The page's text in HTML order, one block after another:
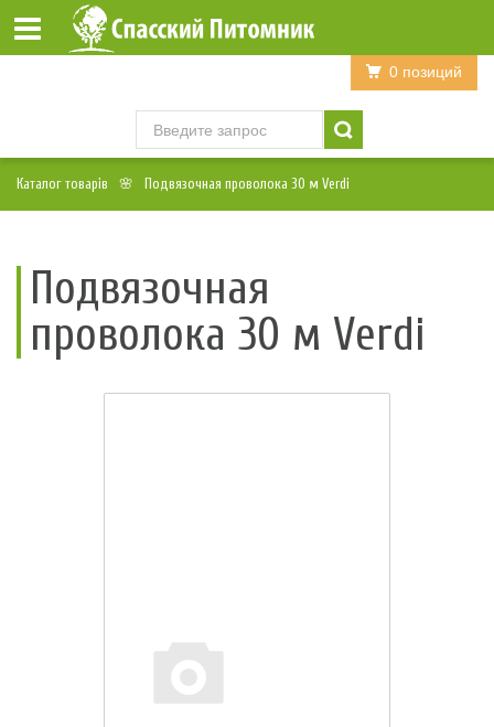
Войти Регистрация
0 позиций
Каталог товарів Подвязочная проволока 30 м Verdi
Подвязочная
проволока 30 м Verdi